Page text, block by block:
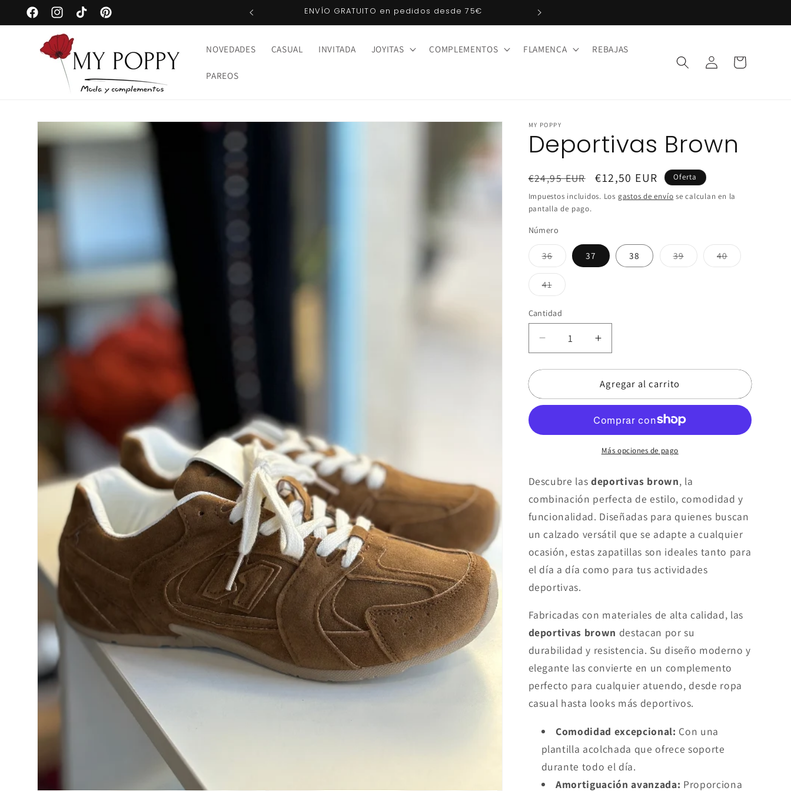
directamente
al contenido
FacebookInstagramTikTokPinterest
ENVÍO GRATUITO en pedidos desde 75€ Klarna: compra ahora, paga después. ¡Sin intereses!
NOVEDADES CASUAL INVITADA JOYITAS COMPLEMENTOS FLAMENCA REBAJAS
PAREOS
Iniciar
sesión
Carrito
directamente
a la
información
MY POPPY
Deportivas Brown
Precio
habitual
€24,95 EUR
Precio
de
€12,50 EUR
Oferta
Impuestos incluidos. Los gastos de envío se calculan en la
pantalla de pago.
Número
36Variante
agotada
o
disponible
37 38 39Variante
agotada
40Variante
agotada
41Variante
agotada
no
disponible
Cantidad
Reducir
cantidad
para
Brown
Aumentar
cantidad
para
Deportivas
Brown
Agregar al carrito
Más opciones de pago
Descubre lasdeportivas brown, la
combinación perfecta de estilo, comodidad y
funcionalidad. Diseñadas para quienes buscan
un calzado versátil que se adapte a cualquier
ocasión, estas zapatillas son ideales tanto para
el día a día como para tus actividades
deportivas.
Fabricadas con materiales de alta calidad, las
deportivas brown destacan por su
durabilidad y resistencia. Su diseño moderno y
elegante las convierte en un complemento
perfecto para cualquier atuendo, desde ropa
casual hasta looks más deportivos.
Comodidad excepcional: Con una
plantilla acolchada que ofrece soporte
durante todo el día.
Amortiguación avanzada: Proporciona